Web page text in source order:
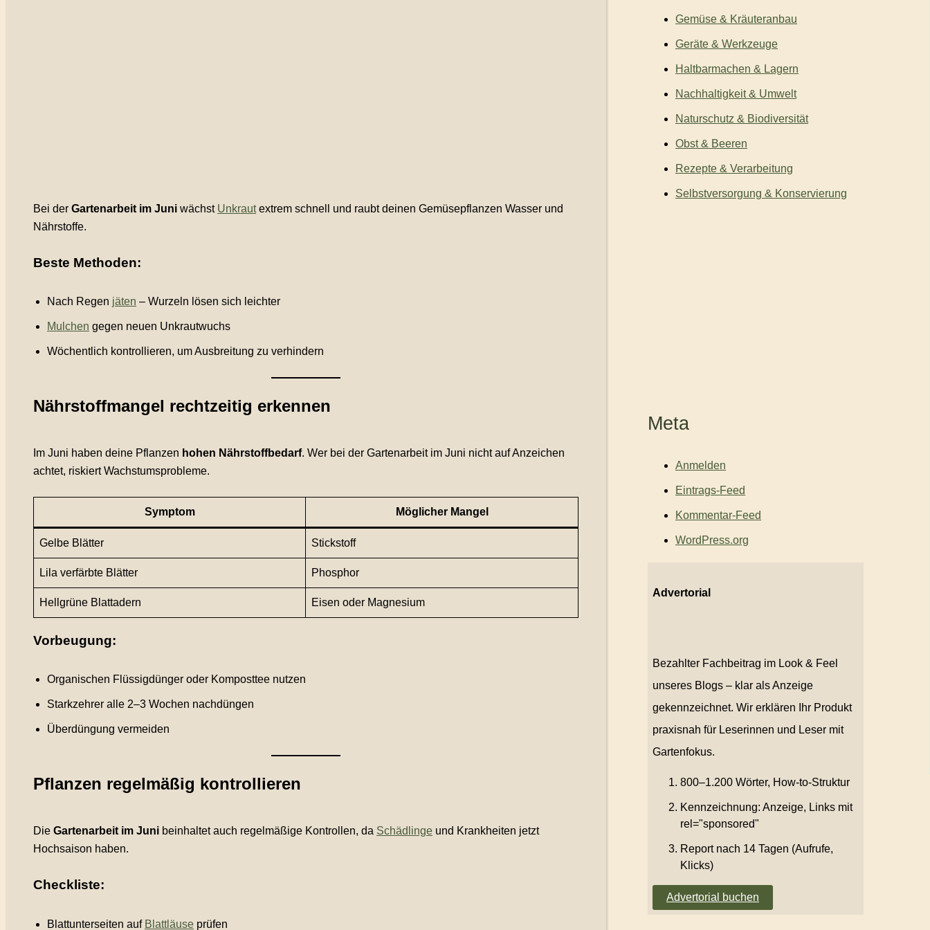
Bei der Gartenarbeit im Juni wächst Unkrautextrem schnell und raubt deinen Gemüsepflanzen Wasser und
Nährstoffe.
Beste Methoden:
Nach Regen jäten – Wurzeln lösen sich leichter
Mulchen gegen neuen Unkrautwuchs
Wöchentlich kontrollieren, um Ausbreitung zu verhindern
Nährstoffmangel rechtzeitig erkennen
Im Juni haben deine Pflanzen hohen Nährstoffbedarf. Wer bei der Gartenarbeit im Juni nicht auf Anzeichen
achtet, riskiert Wachstumsprobleme.
Symptom Möglicher Mangel
Gelbe Blätter Stickstoff
Lila verfärbte Blätter Phosphor
Hellgrüne Blattadern Eisen oder Magnesium
Vorbeugung:
Organischen Flüssigdünger oder Komposttee nutzen
Starkzehrer alle 2–3 Wochen nachdüngen
Überdüngung vermeiden
Pflanzen regelmäßig kontrollieren
Die Gartenarbeit im Juni beinhaltet auch regelmäßige Kontrollen, da Schädlinge und Krankheiten jetzt
Hochsaison haben.
Checkliste:
Blattunterseiten auf Blattläuse prüfen
Gemüse & Kräuteranbau
Geräte & Werkzeuge
Haltbarmachen & Lagern
Nachhaltigkeit & Umwelt
Naturschutz & Biodiversität
Obst & Beeren
Rezepte & Verarbeitung
Selbstversorgung & Konservierung
Meta
Anmelden
Eintrags-Feed
Kommentar-Feed
WordPress.org
Advertorial
Bezahlter Fachbeitrag im Look & Feel
unseres Blogs – klar als Anzeige
gekennzeichnet. Wir erklären Ihr Produkt
praxisnah für Leserinnen und Leser mit
Gartenfokus.
800–1.200 Wörter, How-to-Struktur
Kennzeichnung: Anzeige, Links mit
rel="sponsored"
Report nach 14 Tagen (Aufrufe,
Klicks)
Advertorial buchen